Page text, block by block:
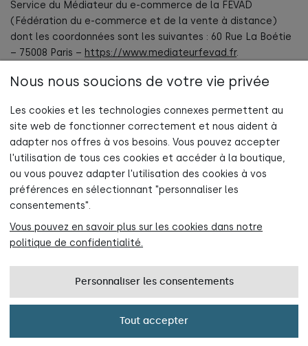
Service du Médiateur du e-commerce de la FEVAD
(Fédération du e-commerce et de la vente à distance)
dont les coordonnées sont les suivantes : 60 Rue La Boétie
– 75008 Paris – https://www.mediateurfevad.fr.
INFORMATIONS
AIDE
CONTACT
Abonne-toi maintenant à la newsletter
et profite de 5 % de réduction sur ta première commande !
Rejoindre maintenant
Nous nous soucions de votre vie privée
Les cookies et les technologies connexes permettent au
site web de fonctionner correctement et nous aident à
adapter nos offres à vos besoins. Vous pouvez accepter
l'utilisation de tous ces cookies et accéder à la boutique,
ou vous pouvez adapter l'utilisation des cookies à vos
préférences en sélectionnant "personnaliser les
consentements".
Vous pouvez en savoir plus sur les cookies dans notre
politique de confidentialité.
Personnaliser les consentements
Tout accepter